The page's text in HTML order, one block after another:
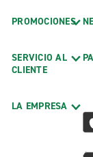
PROMOCIONES
SERVICIO AL
CLIENTE
LA EMPRESA